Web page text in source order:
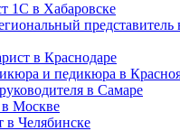
1С в Хабаровске
представитель
в Краснодаре
и педикюра в
в Самаре
в Москве
в Челябинске